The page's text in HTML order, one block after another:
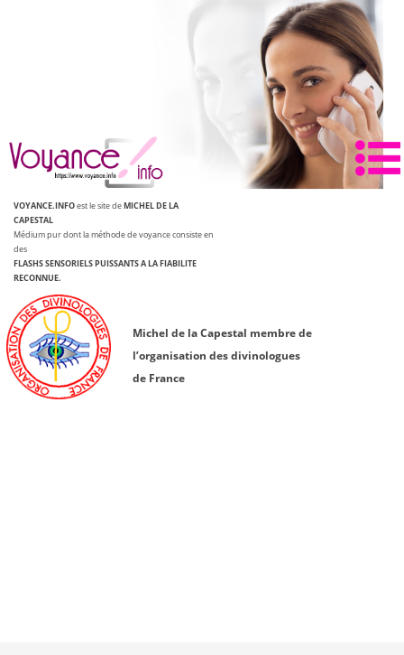
Aller
au
VOYANCE.INFOest le site deMICHEL DE LA
CAPESTAL
Médium pur dont la méthode de voyance consiste en
des
FLASHS SENSORIELS PUISSANTSA LA FIABILITE
RECONNUE.
Michel de la Capestal membre de
l’organisation des divinologues
de France